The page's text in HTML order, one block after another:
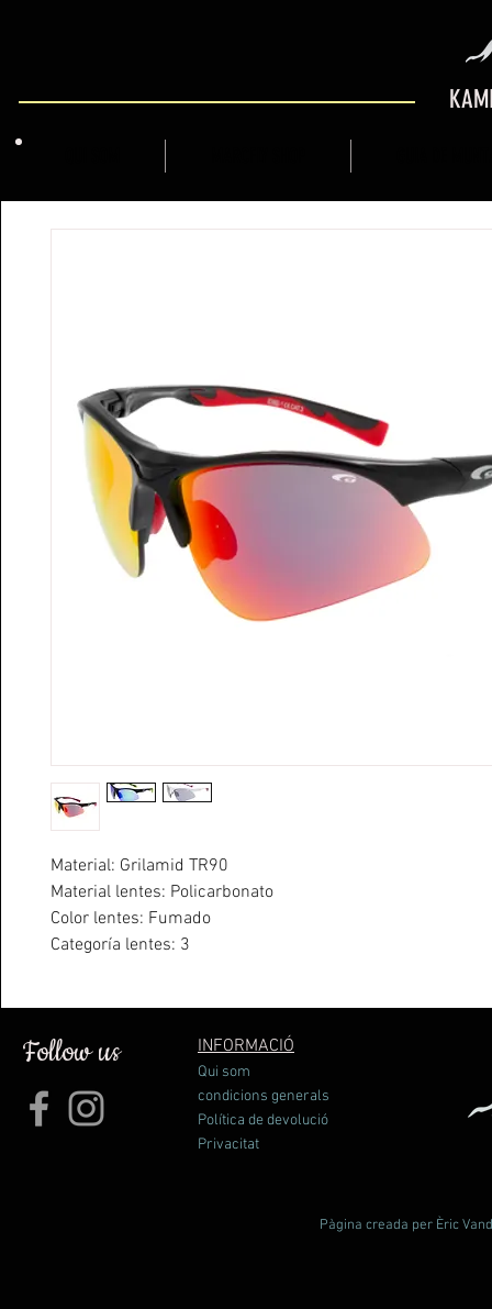
Material: Grilamid TR90
Material lentes: Policarbonato
Color lentes: Fumado
Categoría lentes: 3
Follow us INFORMACIÓ
Qui som
condicions generals
Política de devolució
Privacitat
Pàgina creada per Èric